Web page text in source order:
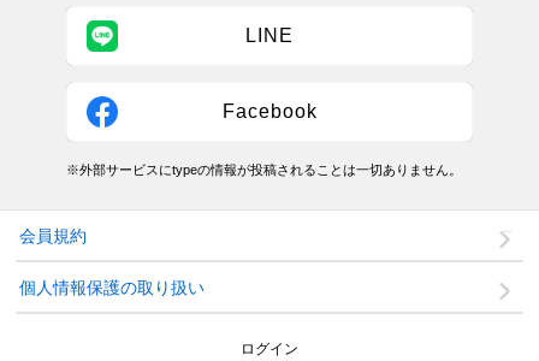
LINE
Facebook
※外部サービスにtypeの情報が投稿されることは一切ありません。
会員規約
個人情報保護の取り扱い
ログイン